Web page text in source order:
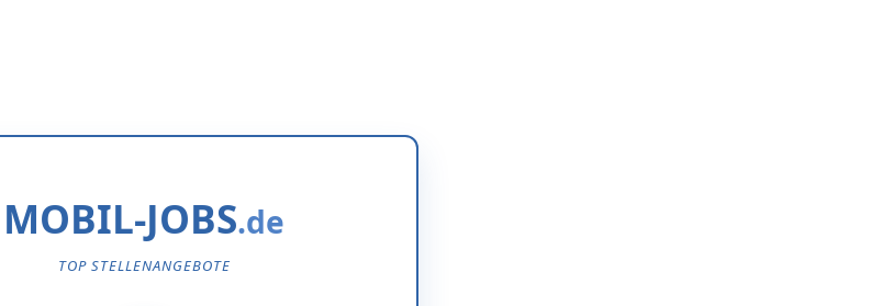
MOBIL-JOBS
TOP STELLENANGEBOTE